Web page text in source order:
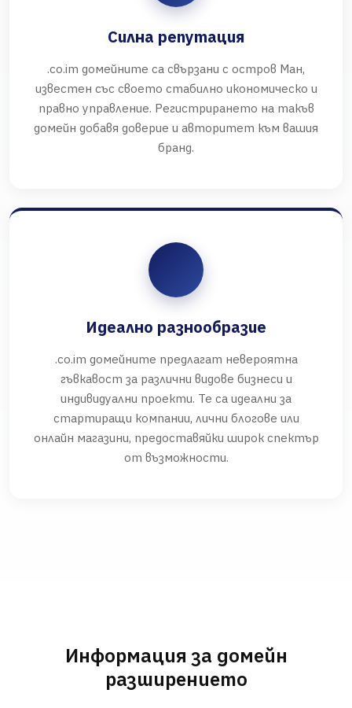
Силна репутация
.co.im домейните са свързани с остров Ман,
известен със своето стабилно икономическо и
правно управление. Регистрирането на такъв
домейн добавя доверие и авторитет към вашия
бранд.
Идеално разнообразие
.co.im домейните предлагат невероятна
гъвкавост за различни видове бизнеси и
индивидуални проекти. Те са идеални за
стартиращи компании, лични блогове или
онлайн магазини, предоставяйки широк спектър
от възможности.
Информация за домейн
разширението